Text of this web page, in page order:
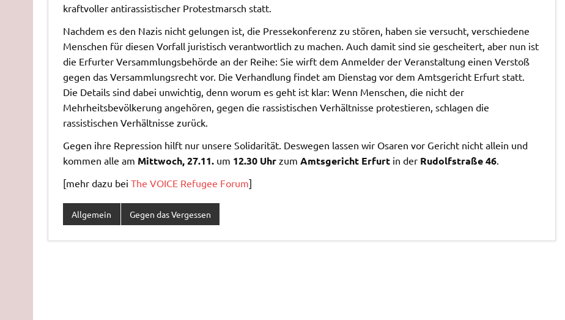
kraftvoller antirassistischer Protestmarsch statt.
Nachdem es den Nazis nicht gelungen ist, die Pressekonferenz zu stören, haben sie versucht, verschiedene
Menschen für diesen Vorfall juristisch verantwortlich zu machen. Auch damit sind sie gescheitert, aber nun ist
die Erfurter Versammlungsbehörde an der Reihe: Sie wirft dem Anmelder der Veranstaltung einen Verstoß
gegen das Versammlungsrecht vor. Die Verhandlung findet am Dienstag vor dem Amtsgericht Erfurt statt.
Die Details sind dabei unwichtig, denn worum es geht ist klar: Wenn Menschen, die nicht der
Mehrheitsbevölkerung angehören, gegen die rassistischen Verhältnisse protestieren, schlagen die
rassistischen Verhältnisse zurück.
Gegen ihre Repression hilft nur unsere Solidarität. Deswegen lassen wir Osaren vor Gericht nicht allein und
kommen alle am Mittwoch, 27.11.um 12.30 Uhrzum Amtsgericht Erfurtin der Rudolfstraße 46.
[mehr dazu bei The VOICE Refugee Forum]
Allgemein Gegen das Vergessen